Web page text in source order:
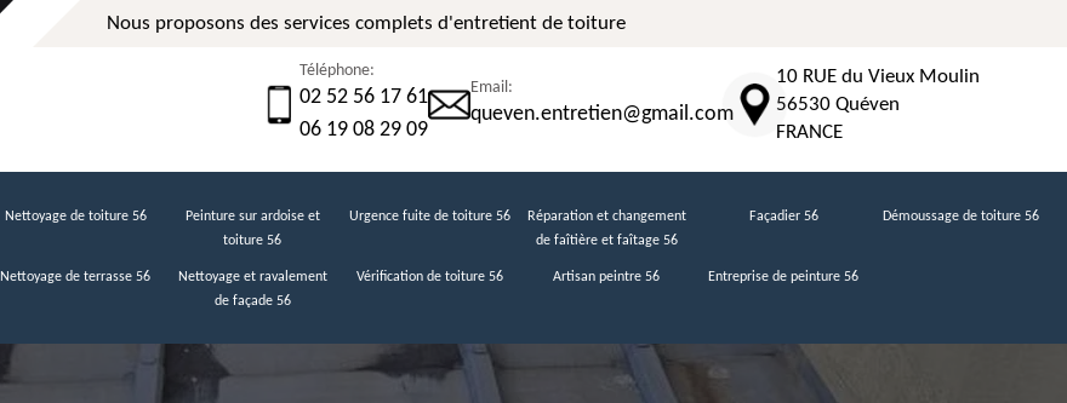
Nous proposons des services complets d'entretient de toiture
Téléphone:
02 52 56 17 61
06 19 08 29 09
Email:
queven.entretien@gmail.com
10 RUE du Vieux Moulin
56530 Quéven
FRANCE
Nettoyage de toiture 56
Peinture sur ardoise et
toiture 56
Urgence fuite de toiture 56
Réparation et changement
de faîtière et faîtage 56
Façadier 56 Démoussage de toiture 56
Nettoyage de terrasse 56
Nettoyage et ravalement
de façade 56
Vérification de toiture 56 Artisan peintre 56 Entreprise de peinture 56